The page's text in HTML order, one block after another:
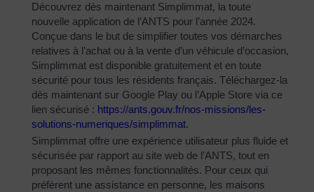
Découvrez dès maintenant Simplimmat, la toute
nouvelle application de l’ANTS pour l’année 2024.
Conçue dans le but de simplifier toutes vos démarches
relatives à l’achat ou à la vente d’un véhicule d’occasion,
Simplimmat est disponible gratuitement et en toute
sécurité pour tous les résidents français. Téléchargez-la
dès maintenant sur Google Play ou l’Apple Store via ce
lien sécurisé : https://ants.gouv.fr/nos-missions/les-
solutions-numeriques/simplimmat.
Simplimmat offre une expérience utilisateur plus fluide et
sécurisée par rapport au site web de l’ANTS, tout en
proposant les mêmes fonctionnalités. Pour ceux qui
préfèrent une assistance en personne, les maisons